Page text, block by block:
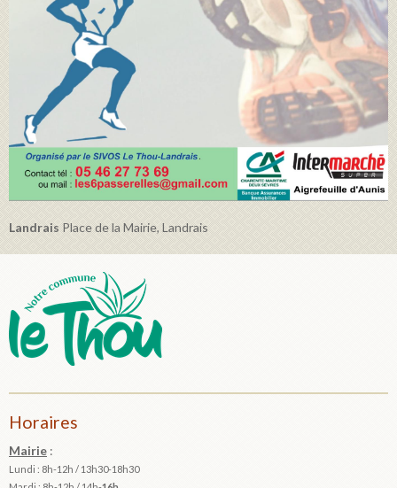
Landrais Place de la Mairie, Landrais
Horaires
Mairie :
Lundi : 8h-12h / 13h30-18h30